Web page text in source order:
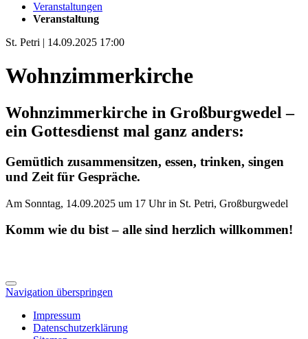
Veranstaltungen
Veranstaltung
St. Petri | 14.09.2025 17:00
Wohnzimmerkirche
Wohnzimmerkirche in Großburgwedel –
ein Gottesdienst mal ganz anders:
Gemütlich zusammensitzen, essen, trinken, singen
und Zeit für Gespräche.
Am Sonntag, 14.09.2025 um 17 Uhr in St. Petri, Großburgwedel
Komm wie du bist – alle sind herzlich willkommen!
Navigation überspringen
Impressum
Datenschutzerklärung